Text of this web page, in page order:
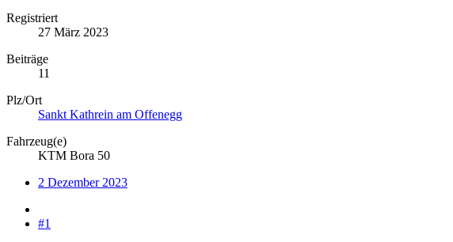
Registriert
27 März 2023
Beiträge
11
Plz/Ort
Sankt Kathrein am Offenegg
Fahrzeug(e)
KTM Bora 50
2 Dezember 2023
#1